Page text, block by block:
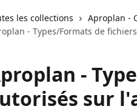
les collections Aproplan -
- Types/Formats de
-
sur